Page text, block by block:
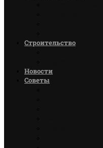
Строительство
Новости
Советы